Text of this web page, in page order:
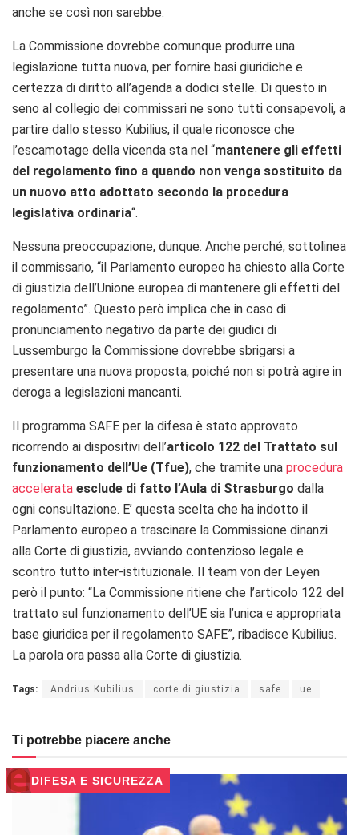
anche se così non sarebbe.
La Commissione dovrebbe comunque produrre una
legislazione tutta nuova, per fornire basi giuridiche e
certezza di diritto all’agenda a dodici stelle. Di questo in
seno al collegio dei commissari ne sono tutti consapevoli, a
partire dallo stesso Kubilius, il quale riconosce che
l’escamotage della vicenda sta nel “mantenere gli effetti
del regolamento fino a quando non venga sostituito da
un nuovo atto adottato secondo la procedura
legislativa ordinaria“.
Nessuna preoccupazione, dunque. Anche perché, sottolinea
il commissario, “il Parlamento europeo ha chiesto alla Corte
di giustizia dell’Unione europea di mantenere gli effetti del
regolamento”. Questo però implica che in caso di
pronunciamento negativo da parte dei giudici di
Lussemburgo la Commissione dovrebbe sbrigarsi a
presentare una nuova proposta, poiché non si potrà agire in
deroga a legislazioni mancanti.
Il programma SAFE per la difesa è stato approvato
ricorrendo ai dispositivi dell’articolo 122 del Trattato sul
funzionamento dell’Ue (Tfue), che tramite una procedura
accelerata esclude di fatto l’Aula di Strasburgo dalla
ogni consultazione. E’ questa scelta che ha indotto il
Parlamento europeo a trascinare la Commissione dinanzi
alla Corte di giustizia, avviando contenzioso legale e
scontro tutto inter-istituzionale. Il team von der Leyen
però il punto: “La Commissione ritiene che l’articolo 122 del
trattato sul funzionamento dell’UE sia l’unica e appropriata
base giuridica per il regolamento SAFE”, ribadisce Kubilius.
La parola ora passa alla Corte di giustizia.
Tags: Andrius Kubilius corte di giustizia safe ue
Ti potrebbe piacere anche
DIFESA E SICUREZZA